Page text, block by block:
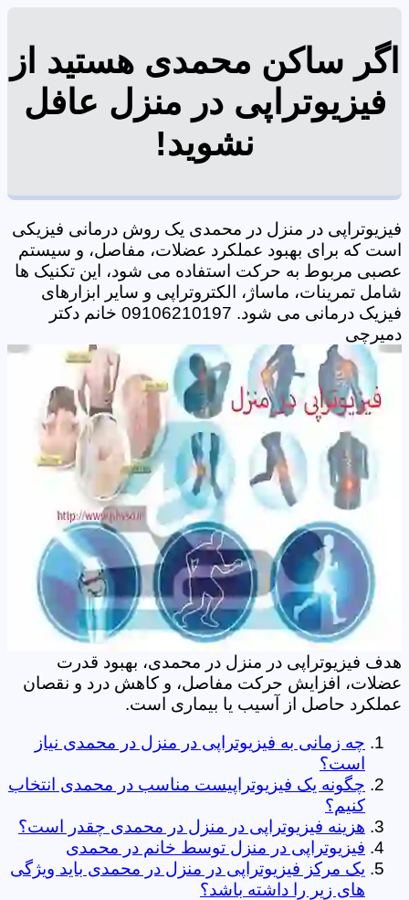
اگر ساکن محمدی هستید از
فیزیوتراپی در منزل عافل
نشوید!
فیزیوتراپی در منزل در محمدی یک روش درمانی فیزیکی
است که برای بهبود عملکرد عضلات، مفاصل، و سیستم
عصبی مربوط به حرکت استفاده می شود، این تکنیک ها
شامل تمرینات، ماساژ، الکتروتراپی و سایر ابزارهای
فیزیک درمانی می شود. 09106210197 خانم دکتر
دمیرچی
هدف فیزیوتراپی در منزل در محمدی، بهبود قدرت
عضلات، افزایش حرکت مفاصل، و کاهش درد و نقصان
عملکرد حاصل از آسیب یا بیماری است.
چه زمانی به فیزیوتراپی در منزل در محمدی نیاز
است؟
چگونه یک فیزیوتراپیست مناسب در محمدی انتخاب
کنیم؟
هزینه فیزیوتراپی در منزل در محمدی چقدر است؟
فیزیوتراپی در منزل توسط خانم در محمدی
یک مرکز فیزیوتراپی در منزل در محمدی باید ویژگی
های زیر را داشته باشد؟